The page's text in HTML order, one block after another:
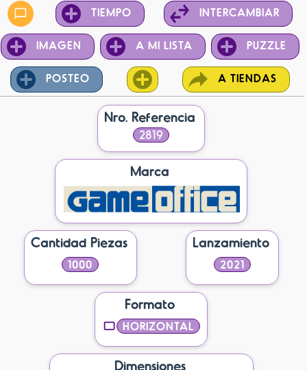
TIEMPO INTERCAMBIAR
IMAGEN A MI LISTA PUZZLE
POSTEO A TIENDAS
Nro. Referencia
2819
Marca
Cantidad Piezas
1000
Lanzamiento
2021
Formato
HORIZONTAL
Dimensiones